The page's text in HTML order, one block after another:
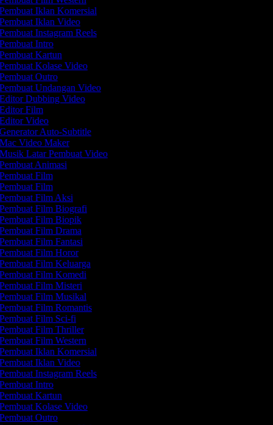
Iklan Komersial
Iklan Video
Instagram Reels
Intro
Kartun
Kolase Video
Outro
Undangan Video
Dubbing Video
Film
Video
Auto-Subtitle
Video Maker
Latar Pembuat Video
Animasi
Film
Film
Film Aksi
Film Biografi
Film Biopik
Film Drama
Film Fantasi
Film Horor
Film Keluarga
Film Komedi
Film Misteri
Film Musikal
Film Romantis
Film Sci-fi
Film Thriller
Film Western
Iklan Komersial
Iklan Video
Instagram Reels
Intro
Kartun
Kolase Video
Outro